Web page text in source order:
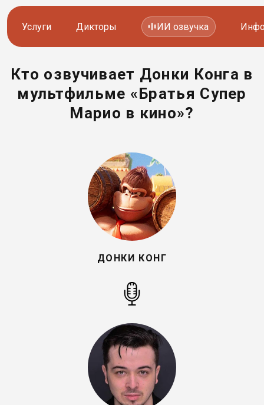
Услуги
Озвучка видео
Работа с аудио
Локализация и перевод
Другие услуги
8 800 200-45-51
Дикторы
Иностранные дикторы
Русские дикторы
Контакты дикторов
ИИ голоса
8 800 200-45-51
ИИ озвучка
Кто озвучивает Донки Конга в
мультфильме «Братья Супер
Марио в кино»?
ДОНКИ КОНГ